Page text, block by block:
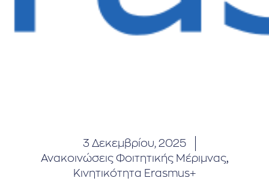
3 Δεκεμβρίου, 2025
Ανακοινώσεις Φοιτητικής Μέριμνας,
Κινητικότητα Erasmus+